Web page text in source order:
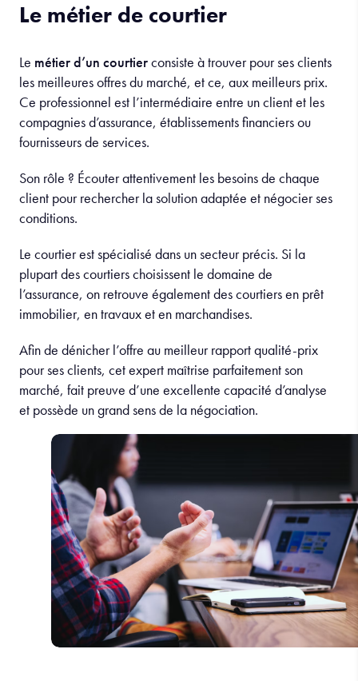
Le métier de courtier
Le métier d’un courtierconsiste à trouver pour ses clients
les meilleures offres du marché, et ce, aux meilleurs prix.
Ce professionnel est l’intermédiaire entre un client et les
compagnies d’assurance, établissements financiers ou
fournisseurs de services.
Son rôle ? Écouter attentivement les besoins de chaque
client pour rechercher la solution adaptée et négocier ses
conditions.
Le courtier est spécialisé dans un secteur précis. Si la
plupart des courtiers choisissent le domaine de
l’assurance, on retrouve également des courtiers en prêt
immobilier, en travaux et en marchandises.
Afin de dénicher l’offre au meilleur rapport qualité-prix
pour ses clients, cet expert maîtrise parfaitement son
marché, fait preuve d’une excellente capacité d’analyse
et possède un grand sens de la négociation.